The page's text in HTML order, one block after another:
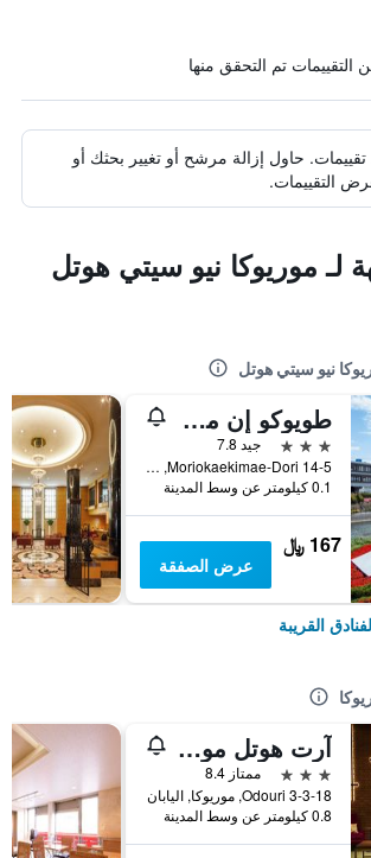
تقييمات. حاول إزالة مرشح أو تغيير بحثك أو
التقييمات.
لـ موريوكا نيو سيتي هوتل
نيو سيتي هوتل
طويوكو إن موريوكا إيكيماي
3 نجوم
جيد 7.8
Moriokaekimae-Dori 14-5, موريوكا, اليابان
0.1 كيلومتر عن وسط المدينة
167 ﷼
عرض الصفقة
القريبة
آرت هوتل موريوكا
3 نجوم
ممتاز 8.4
3-3-18 Odouri, موريوكا, اليابان
0.8 كيلومتر عن وسط المدينة